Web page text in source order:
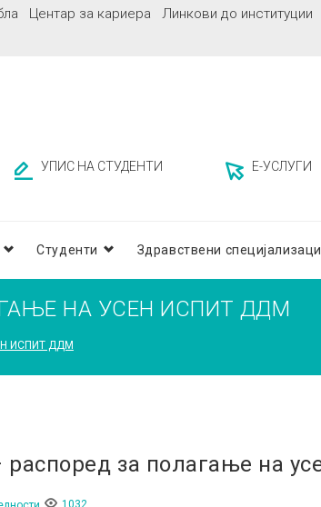
Центар за кариера Линкови до институции
УПИС НА СТУДЕНТИ Е-УСЛУГИ
Студенти Здравствени
НА УСЕН ИСПИТ ДДМ
ИСПИТ ДДМ
за полагање на
1032